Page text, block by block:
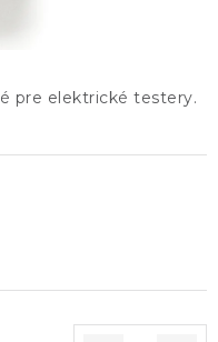
pre elektrické testery.